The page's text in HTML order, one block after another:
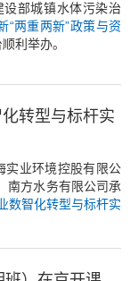
部城镇水体污染治
“两重两新”政策与资
利举办。
转型与标杆实
实业环境控股有限公
南方水务有限公司承
数智化转型与标杆实